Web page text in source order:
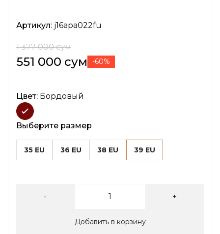
Артикул: j16apa022fu
1 377 000 сум
551 000 сум -60%
Цвет: Бордовый
Выберите размер
35 EU 36 EU 38 EU 39 EU
- +
Добавить в корзину